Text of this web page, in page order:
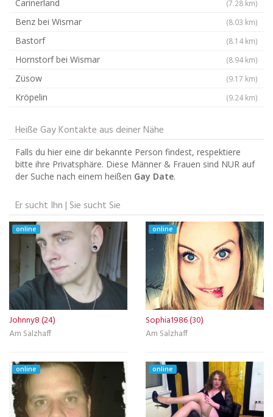
Carinerland (7.28 km)
Benz bei Wismar (8.03 km)
Bastorf (8.14 km)
Hornstorf bei Wismar (8.94 km)
Züsow (9.17 km)
Kröpelin (9.24 km)
Heiße Gay Kontakte aus deiner Nähe
Falls du hier eine dir bekannte Person findest, respektiere
bitte ihre Privatsphäre. Diese Männer & Frauen sind NUR auf
der Suche nach einem heißen Gay Date.
Er sucht Ihn | Sie sucht Sie
online
Johnny8 (24)
Am Salzhaff
online
Sophia1986 (30)
Am Salzhaff
online online